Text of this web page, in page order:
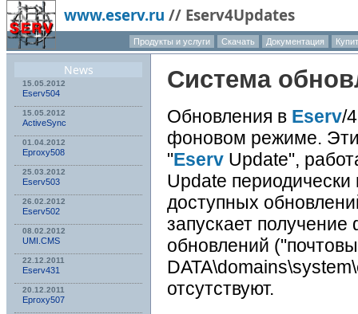
www.eserv.ru // Eserv4Updates
Продукты и услуги Скачать Документация
News
15.05.2012
Eserv504
15.05.2012
ActiveSync
01.04.2012
Eproxy508
25.03.2012
Eserv503
26.02.2012
Eserv502
08.02.2012
UMI.CMS
22.12.2011
Eserv431
20.12.2011
Eproxy507
Система
Обновления в Eserv/
фоновом режиме.
"Eserv Update",
Update периодически
доступных
запускает
обновлений
отсутствуют.